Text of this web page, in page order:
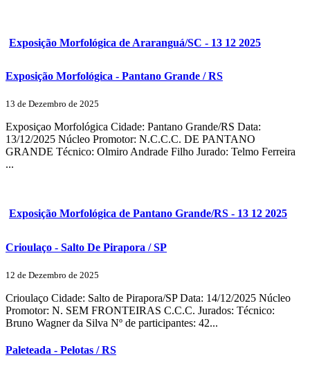
Exposição Morfológica de Araranguá/SC - 13 12 2025
Exposição Morfológica - Pantano Grande / RS
13 de Dezembro de 2025
Exposiçao Morfológica Cidade: Pantano Grande/RS Data:
13/12/2025 Núcleo Promotor: N.C.C.C. DE PANTANO
GRANDE Técnico: Olmiro Andrade Filho Jurado: Telmo Ferreira
...
Exposição Morfológica de Pantano Grande/RS - 13 12 2025
Crioulaço - Salto De Pirapora / SP
12 de Dezembro de 2025
Crioulaço Cidade: Salto de Pirapora/SP Data: 14/12/2025 Núcleo
Promotor: N. SEM FRONTEIRAS C.C.C. Jurados: Técnico:
Bruno Wagner da Silva Nº de participantes: 42...
Paleteada - Pelotas / RS